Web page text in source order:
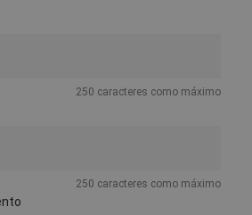
250 caracteres como máximo
250 caracteres como máximo